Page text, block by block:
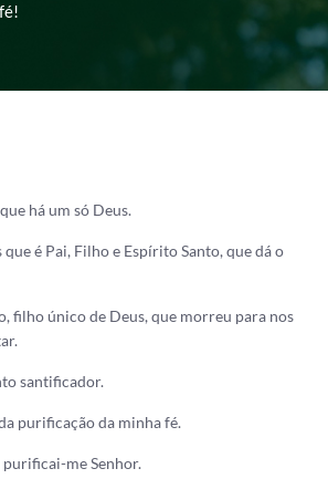
há um só Deus.
é Pai, Filho e Espírito Santo, que dá o
filho único de Deus, que morreu para nos
santificador.
purificação da minha fé.
me Senhor.